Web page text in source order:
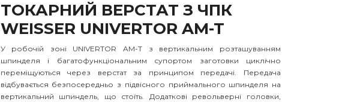
ТОКАРНИЙ ВЕРСТАТ З ЧПК
WEISSER UNIVERTOR AM-T
У робочій зоні UNIVERTOR AM-T з вертикальним розташуванням
шпинделя і багатофункціональним супортом заготовки циклічно
переміщуються через верстат за принципом передачі. Передача
відбувається безпосередньо з підвісного приймального шпинделя на
вертикальний шпиндель, що стоїть. Додаткові револьверні головки,